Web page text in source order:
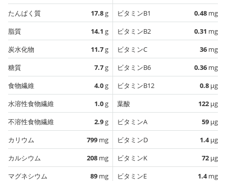
たんぱく質
17.8g
脂質
14.1 g
炭水化物
11.7g
糖質
7.7g
食物繊維
4.0g
水溶性食物繊維
1.0g
不溶性食物繊維
2.9g
カリウム
799 mg
カルシウム
208 mg
マグネシウム
89 mg
ビタミンB1
0.48 mg
ビタミンB2
0.31 mg
ビタミンC
36 mg
ビタミンB6
0.36 mg
ビタミンB12
0.8 µg
葉酸
122 µg
ビタミンA
59 µg
ビタミンD
1.4µg
ビタミンK
72 µg
ビタミンE
1.4mg